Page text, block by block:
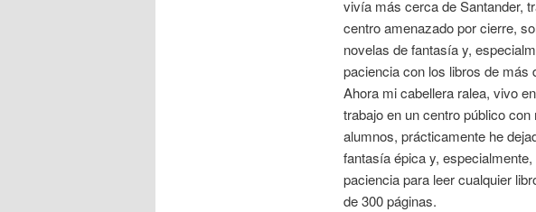
vivía más cerca de Santander,
centro amenazado por cierre,
novelas de fantasía y,
paciencia con los libros de más
Ahora mi cabellera ralea, vivo
trabajo en un centro público con
alumnos, prácticamente he
fantasía épica y, especialmente,
paciencia para leer cualquier
de 300 páginas.